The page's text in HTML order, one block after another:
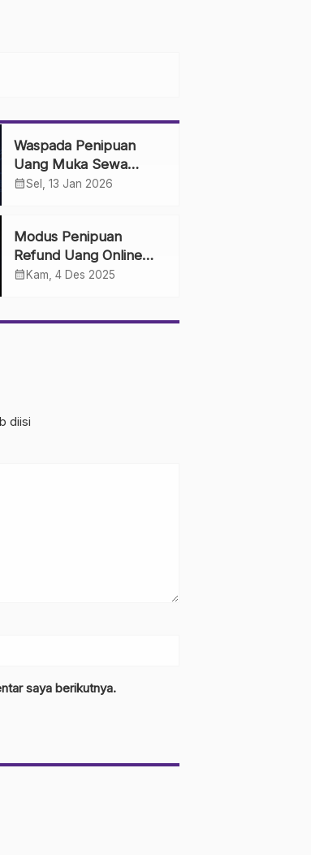
Waspada Penipuan
Uang Muka Sewa
Rumah Online: Tips
calendar_monthSel, 13 Jan 2026
Modus Penipuan
Refund Uang Online
Palsu: Waspada Janji
calendar_month Kam, 4 Des 2025
diisi
saya berikutnya.